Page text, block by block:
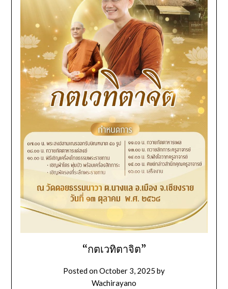
“กตเวทิตาจิต”
Posted onOctober 3, 2025 by
Wachirayano